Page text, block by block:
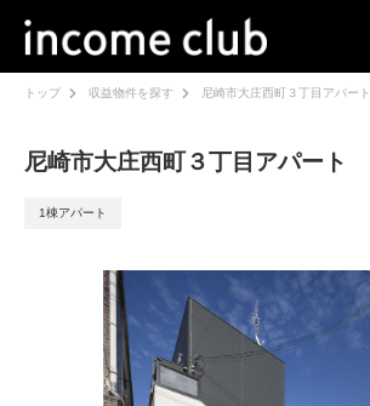
トップ 収益物件を探す 尼崎市大庄西町３丁目アパート
尼崎市大庄西町３丁目アパート
1棟アパート